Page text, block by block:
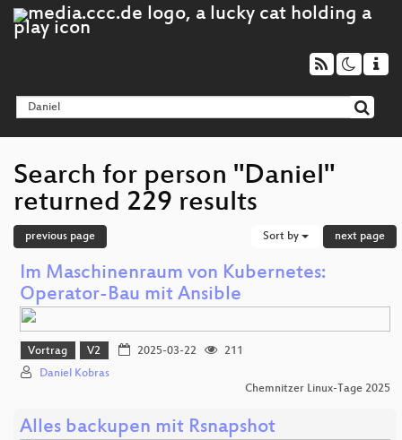
Search for person "Daniel"
returned 229 results
previous page Sort by next page
Im Maschinenraum von Kubernetes:
Operator-Bau mit Ansible
Vortrag V2 2025-03-22
211
Daniel Kobras
Chemnitzer Linux-Tage 2025
Alles backupen mit Rsnapshot